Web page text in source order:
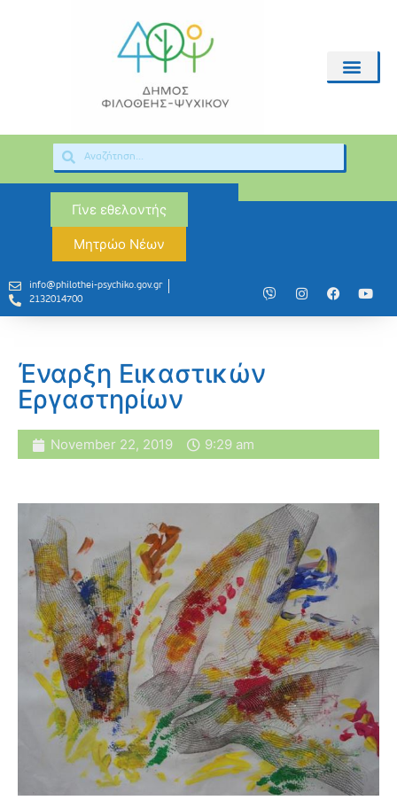
Γίνε εθελοντής
Μητρώο Νέων
info@philothei-psychiko.gov.gr
2132014700
Έναρξη Εικαστικών
Εργαστηρίων
November 22, 2019 9:29 am